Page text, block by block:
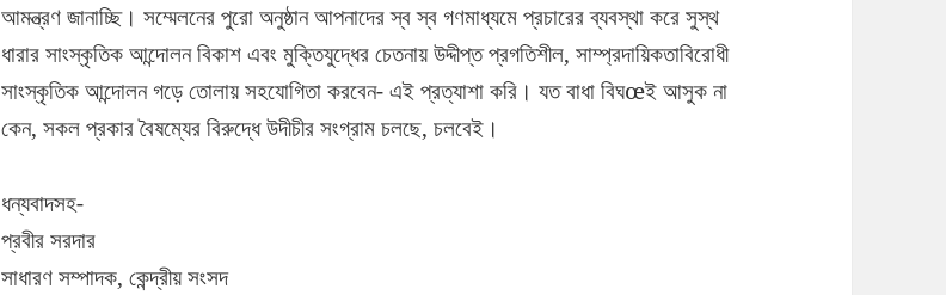
আমন্ত্রণ জানাচ্ছি। সম্মেলনের পুরো অনুষ্ঠান আপনাদের স্ব স্ব গণমাধ্যমে প্রচারের ব্যবস্থা করে সুস্থ
ধারার সাংস্কৃতিক আন্দোলন বিকাশ এবং মুক্তিযুদ্ধের চেতনায় উদ্দীপ্ত প্রগতিশীল, সাম্প্রদায়িকতাবিরোধী
সাংস্কৃতিক আন্দোলন গড়ে তোলায় সহযোগিতা করবেন- এই প্রত্যাশা করি। যত বাধা বিঘœই আসুক না
কেন, সকল প্রকার বৈষম্যের বিরুদ্ধে উদীচীর সংগ্রাম চলছে, চলবেই।
ধন্যবাদসহ-
প্রবীর সরদার
সাধারণ সম্পাদক, কেন্দ্রীয় সংসদ